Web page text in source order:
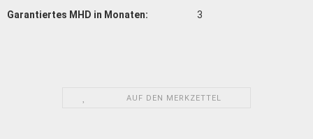
Garantiertes MHD in Monaten:
3
AUF DEN MERKZETTEL